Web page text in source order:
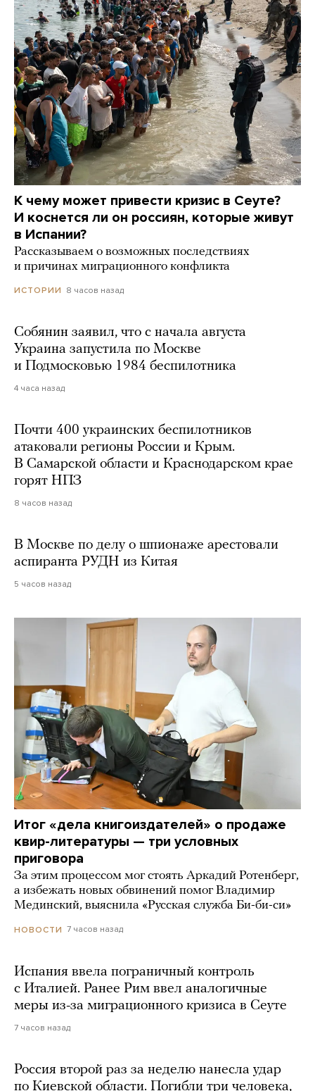
К чему может привести кризис в Сеуте?
И коснется ли он россиян, которые живут
в Испании?
Рассказываем о возможных последствиях
и причинах миграционного конфликта
ИСТОРИИ 8 часов назад
Собянин заявил, что с начала августа
Украина запустила по Москве
и Подмосковью 1984 беспилотника
4 часа назад
Почти 400 украинских беспилотников
атаковали регионы России и Крым.
В Самарской области и Краснодарском крае
горят НПЗ
8 часов назад
В Москве по делу о шпионаже арестовали
аспиранта РУДН из Китая
5 часов назад
Итог «дела книгоиздателей» о продаже
квир-литературы — три условных
приговора
За этим процессом мог стоять Аркадий Ротенберг,
а избежать новых обвинений помог Владимир
Мединский, выяснила «Русская служба Би-би-си»
НОВОСТИ 7 часов назад
Испания ввела пограничный контроль
с Италией. Ранее Рим ввел аналогичные
меры из-за миграционного кризиса в Сеуте
7 часов назад
Россия второй раз за неделю нанесла удар
по Киевской области. Погибли три человека,